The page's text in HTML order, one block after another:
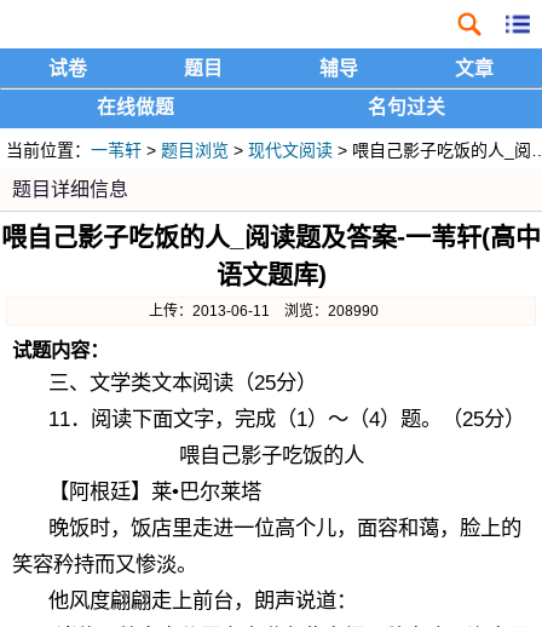
试卷 题目 辅导
文章
在线做题
名句过关
当前位置： 一苇轩 > 题目浏览 > 现代文阅读 > 喂自己影子吃饭的人_阅读题及答案
题目详细信息
喂自己影子吃饭的人_阅读题及答案-一苇轩(高中
语文题库)
上传：2013-06-11 浏览：208990
试题内容：
三、文学类文本阅读（25分）
11．阅读下面文字，完成（1）～（4）题。（25分）
喂自己影子吃饭的人
【阿根廷】莱•巴尔莱塔
晚饭时，饭店里走进一位高个儿，面容和蔼，脸上的
笑容矜持而又惨淡。
他风度翩翩走上前台，朗声说道：